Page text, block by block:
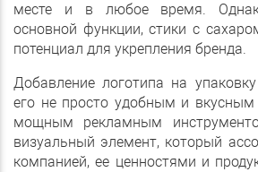
месте и в любое время.
основной функции, стики с
потенциал для укрепления бренда.
Добавление логотипа на
его не просто удобным и
мощным рекламным
визуальный элемент, который
компанией, ее ценностями и